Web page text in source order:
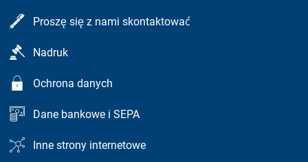
Proszę się z nami skontaktować
Nadruk
Ochrona danych
Dane bankowe i SEPA
Inne strony internetowe